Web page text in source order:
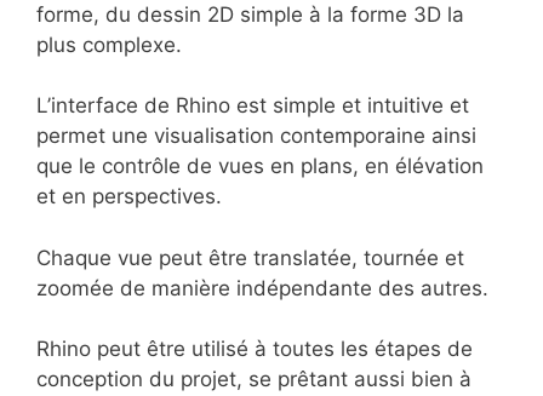
forme, du dessin 2D simple à la forme 3D la
plus complexe.
L’interface de Rhino est simple et intuitive et
permet une visualisation contemporaine ainsi
que le contrôle de vues en plans, en élévation
et en perspectives.
Chaque vue peut être translatée, tournée et
zoomée de manière indépendante des autres.
Rhino peut être utilisé à toutes les étapes de
conception du projet, se prêtant aussi bien à